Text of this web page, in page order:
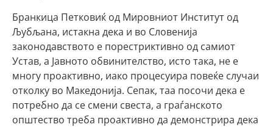
Бранкица Петковиќ од Мировниот Институт од
Љубљана, истакна дека и во Словенија
законодавството е порестриктивно од самиот
Устав, а Јавното обвинителство, исто така, не е
многу проактивно, иако процесуира повеќе случаи
отколку во Македонија. Сепак, таа посочи дека е
потребно да се смени свеста, а граѓанското
општество треба проактивно да демонстрира дека